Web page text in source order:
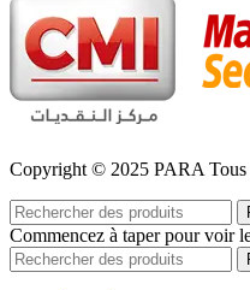
Copyright © 2025 PARA Tous
Commencez à taper pour voir